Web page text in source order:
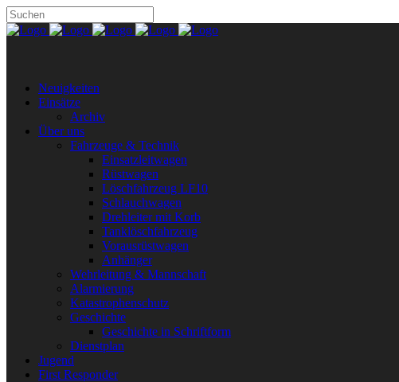
Neuigkeiten
Einsätze
Archiv
Über uns
Fahrzeuge & Technik
Einsatzleitwagen
Rüstwagen
Löschfahrzeug LF10
Schlauchwagen
Drehleiter mit Korb
Tanklöschfahrzeug
Vorausrüstwagen
Anhänger
Wehrleitung & Mannschaft
Alarmierung
Katastrophenschutz
Geschichte
Geschichte in Schriftform
Dienstplan
Jugend
First Responder